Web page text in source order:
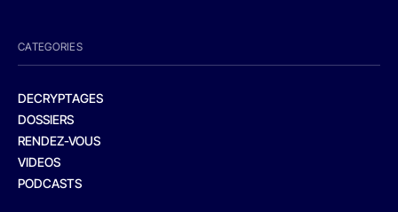
CATEGORIES
DECRYPTAGES
DOSSIERS
RENDEZ-VOUS
VIDEOS
PODCASTS